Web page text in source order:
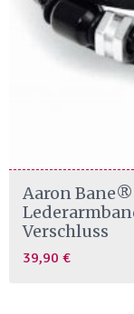
Aaron Bane®
Verschluss
39,90 €